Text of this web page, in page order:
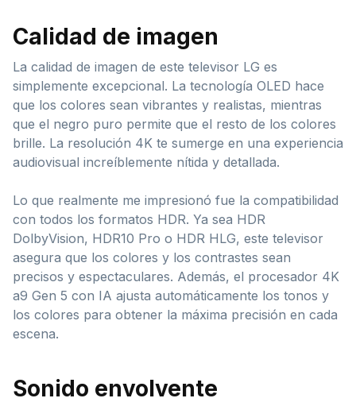
Calidad de imagen
La calidad de imagen de este televisor LG es
simplemente excepcional. La tecnología OLED hace
que los colores sean vibrantes y realistas, mientras
que el negro puro permite que el resto de los colores
brille. La resolución 4K te sumerge en una experiencia
audiovisual increíblemente nítida y detallada.
Lo que realmente me impresionó fue la compatibilidad
con todos los formatos HDR. Ya sea HDR
DolbyVision, HDR10 Pro o HDR HLG, este televisor
asegura que los colores y los contrastes sean
precisos y espectaculares. Además, el procesador 4K
a9 Gen 5 con IA ajusta automáticamente los tonos y
los colores para obtener la máxima precisión en cada
escena.
Sonido envolvente